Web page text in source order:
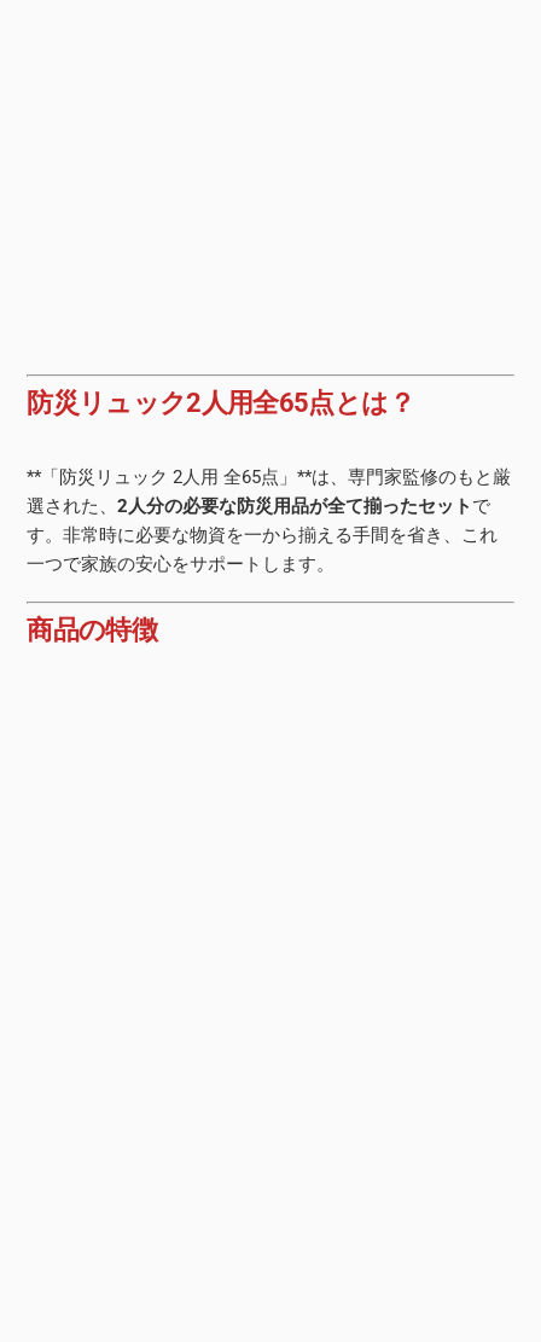
防災リュック2人用全65点とは？
**「防災リュック 2人用 全65点」**は、専門家監修のもと厳
選された、2人分の必要な防災用品が全て揃ったセット で
す。非常時に必要な物資を一から揃える手間を省き、これ
一つで家族の安心をサポートします。
商品の特徴